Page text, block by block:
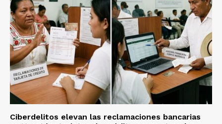
Ciberdelitos elevan las reclamaciones bancarias